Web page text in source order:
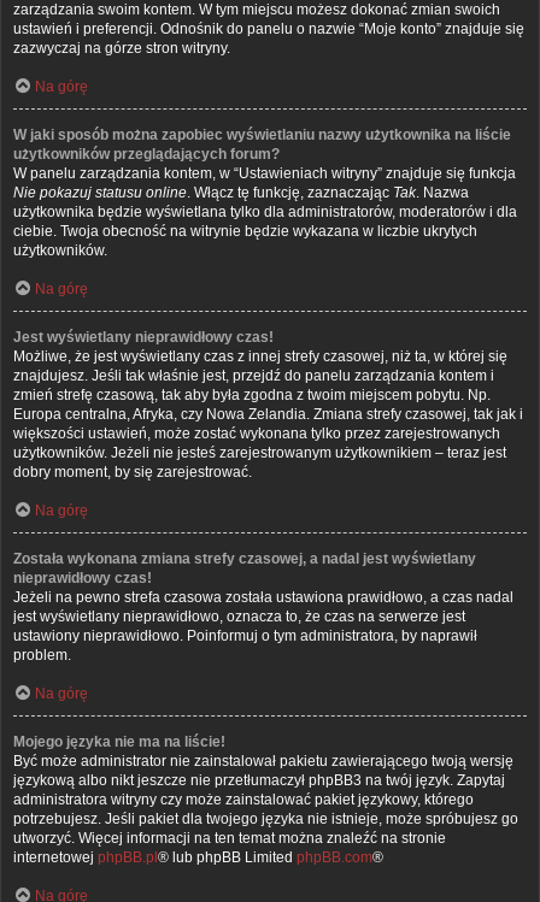
zarządzania swoim kontem. W tym miejscu możesz dokonać zmian swoich
ustawień i preferencji. Odnośnik do panelu o nazwie “Moje konto” znajduje się
zazwyczaj na górze stron witryny.
Na górę
W jaki sposób można zapobiec wyświetlaniu nazwy użytkownika na liście
użytkowników przeglądających forum?
W panelu zarządzania kontem, w “Ustawieniach witryny” znajduje się funkcja
Nie pokazuj statusu online. Włącz tę funkcję, zaznaczając Tak. Nazwa
użytkownika będzie wyświetlana tylko dla administratorów, moderatorów i dla
ciebie. Twoja obecność na witrynie będzie wykazana w liczbie ukrytych
użytkowników.
Na górę
Jest wyświetlany nieprawidłowy czas!
Możliwe, że jest wyświetlany czas z innej strefy czasowej, niż ta, w której się
znajdujesz. Jeśli tak właśnie jest, przejdź do panelu zarządzania kontem i
zmień strefę czasową, tak aby była zgodna z twoim miejscem pobytu. Np.
Europa centralna, Afryka, czy Nowa Zelandia. Zmiana strefy czasowej, tak jak i
większości ustawień, może zostać wykonana tylko przez zarejestrowanych
użytkowników. Jeżeli nie jesteś zarejestrowanym użytkownikiem – teraz jest
dobry moment, by się zarejestrować.
Na górę
Została wykonana zmiana strefy czasowej, a nadal jest wyświetlany
nieprawidłowy czas!
Jeżeli na pewno strefa czasowa została ustawiona prawidłowo, a czas nadal
jest wyświetlany nieprawidłowo, oznacza to, że czas na serwerze jest
ustawiony nieprawidłowo. Poinformuj o tym administratora, by naprawił
problem.
Na górę
Mojego języka nie ma na liście!
Być może administrator nie zainstalował pakietu zawierającego twoją wersję
językową albo nikt jeszcze nie przetłumaczył phpBB3 na twój język. Zapytaj
administratora witryny czy może zainstalować pakiet językowy, którego
potrzebujesz. Jeśli pakiet dla twojego języka nie istnieje, może spróbujesz go
utworzyć. Więcej informacji na ten temat można znaleźć na stronie
internetowej phpBB.pl ® lub phpBB Limited phpBB.com®
Na górę